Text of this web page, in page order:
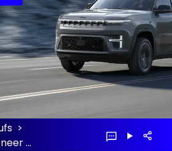
>
Jeep Grand Wagoneer 2026 configuration et prix